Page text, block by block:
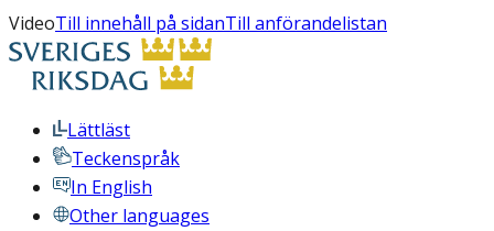
VideoTill innehåll på sidanTill anförandelistan
Lättläst
Teckenspråk
In English
Other languages